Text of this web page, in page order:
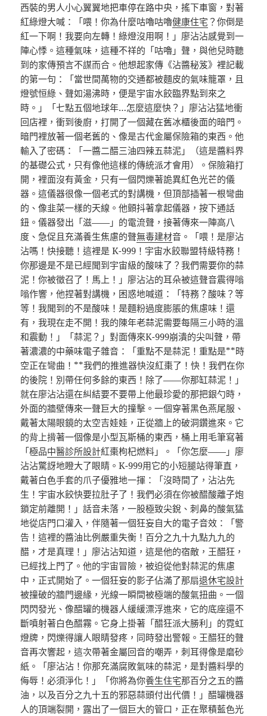
西裝的男人小心翼翼地把車停在路中央，搖下車窗，對著
紅綠燈大喊：「喂！你為什麼咕嚕咕嚕健康住宅 ？你倒是
紅一下啊！我要向左轉！綠燈沒用啊！」廖沾沾感覺到一
陣心悸。這種氣味，這種不祥的「咕嚕」聲，與他兒時聽
到的家傳預言不謀而合。他想起家傳《沾醬秘笈》裡記載
的第一句：「當世間萬物的交通都被麵皮的氣味籠罩，且
燈號恒綠、聲如湯沸時，便是宇宙水餃臨界點到來之
時。」「七點五個地球年…怎麼這麼快？」廖沾沾猛地衝
回店裡，衝到後廚，打開了一個藏在舊冰櫃後面的暗門。
暗門裡放著一個老舊的、像是古代金屬保險箱的東西。他
輸入了密碼：「一醬二醋三油四辣五蒜泥」（這是醬料界
的基礎公式，只有像他這樣的傳統派才會用）。保險箱打
開，裡面沒有黃金，只有一個閃爍著詭異紅色光芒的儀
器。這儀器很像一個老式的對講機，但頂部插著一根彎曲
的、像韭菜一樣的天線。他顫抖著拿起儀器，按下通話
鈕。儀器發出「滋——」的電流聲，接著傳來一陣高八
度、急促且充滿養生焦慮的聲無毒建材音。「喂！是廖沾
沾嗎！快接聽！這裡是 K-999！宇宙水餃聯盟特級特務！
你那邊是不是已經聞到宇宙級的酸味了？我們需要你的蒜
泥！你被徵召了！馬上！」廖沾沾的耳朵被這聲音震得嗡
嗡作響，他捏著對講機，困惑地喊道：「特務？酸味？等
等！我聞到的不是酸味！是麵粉過度膨脹的焦慮味！還
有，我現在走不開！我的陳年老蒜泥需要每隔三小時的溫
和震動！」「蒜泥？」對面傳來K-999崩潰的尖叫聲，帶
著濃濃的中藥味電子雜音：「重點不是蒜泥！重點是**時
空正在彎曲！**我們的推進器快沒紅棗了！快！我們在你
的後院！別帶任何多餘的東西！除了——你那缸蒜泥！」
就在廖沾沾還在糾結要不要帶上他最珍愛的那把銀勺時，
外面的牆壁傳來一聲巨大的撞擊。一個穿著黑色燕尾服、
戴著太陽眼鏡的太空吉娃娃，正從牆上的破洞鑽進來。它
的背上揹著一個像是小型瓦斯桶的東西，桶上用毛筆寫著
「極品中醫診所設計紅棗枸杞燃料」。「你怎麼——」廖
沾沾驚訝地瞪大了眼睛。K-999用它的小短腿站得筆直，
戴著白色手套的爪子優雅地一揮：「沒時間了，沾沾先
生！宇宙水餃快要拉肚子了！我們必須在你被醋酸離子炮
鎖定前離開！」話音未落，一股極致尖銳、刺鼻的酸氣猛
地從店門口灌入，伴隨著一個狂妄自大的電子音效：「警
告！這裡的醬油比例嚴重失衡！百分之九十九點九九的
醋，才是真理！」廖沾沾知道，這是他的宿敵，王醋狂，
已經找上門了。他的宇宙冒險，被迫從他對蒜泥的焦慮
中，正式開始了。一個狂妄的影子佔滿了那扇退休宅設計
被撞破的牆門邊緣，光線一瞬間被極端的酸氣扭曲。一個
閃閃發光、像醋罐的機器人緩緩漂浮進來，它的底座還不
斷噴射著白色醋霧。它身上掛著「醋狂派大勝利」的霓虹
燈牌，閃爍得讓人眼睛發疼，同時發出警報。王醋狂的聲
音再次響起，這次帶著金屬回音的嘲弄，刺耳得像是磨砂
紙。「廖沾沾！你那充滿腐敗氣味的蒜泥，是對醬料學的
侮辱！必須淨化！」「你將為你養生住宅那百分之五的醬
油，以及百分之九十五的邪惡蒜頭付出代價！」醋罐機器
人的頂端裂開，露出了一個巨大的管口，正在聚積藍色光